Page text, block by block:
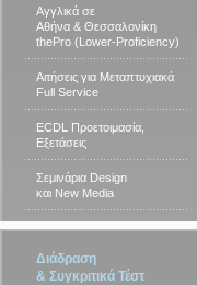
Αγγλικά σε
Αθήνα & Θεσσαλονίκη
thePro (Lower-Proficiency)
Αιτήσεις για Μεταπτυχιακά
Full Service
ECDL Προετοιμασία,
Εξετάσεις
Σεμινάρια Design
και New Media
Διάδραση
& Συγκριτικά Τέστ